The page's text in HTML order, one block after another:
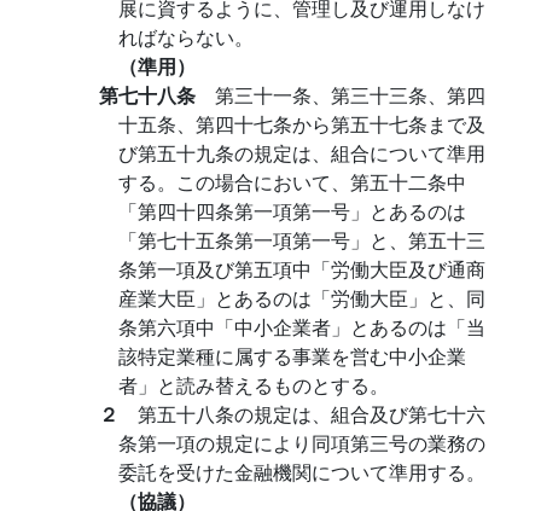
展に資するように、管理し及び運用しなけ
ればならない。
（準用）
第七十八条 第三十一条、第三十三条、第四
十五条、第四十七条から第五十七条まで及
び第五十九条の規定は、組合について準用
する。この場合において、第五十二条中
「第四十四条第一項第一号」とあるのは
「第七十五条第一項第一号」と、第五十三
条第一項及び第五項中「労働大臣及び通商
産業大臣」とあるのは「労働大臣」と、同
条第六項中「中小企業者」とあるのは「当
該特定業種に属する事業を営む中小企業
者」と読み替えるものとする。
２ 第五十八条の規定は、組合及び第七十六
条第一項の規定により同項第三号の業務の
委託を受けた金融機関について準用する。
（協議）